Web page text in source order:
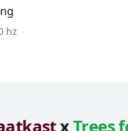
hz
xTrees